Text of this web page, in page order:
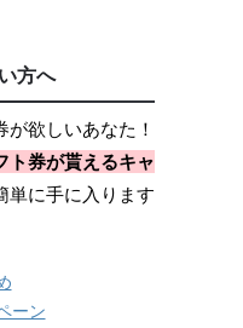
方へ
欲しいあなた！
ト券が貰えるキャ
単に手に入ります
ーン